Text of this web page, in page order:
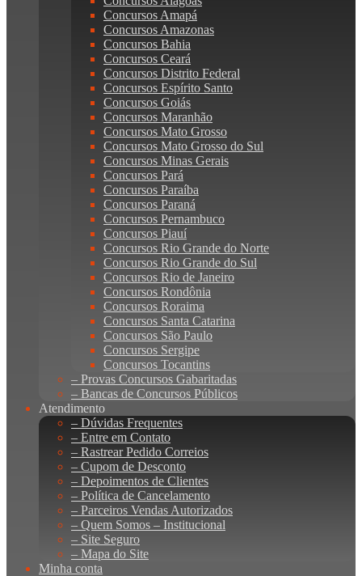
Concursos Amapá
Concursos Amazonas
Concursos Bahia
Concursos Ceará
Concursos Distrito Federal
Concursos Espírito Santo
Concursos Goiás
Concursos Maranhão
Concursos Mato Grosso
Concursos Mato Grosso do Sul
Concursos Minas Gerais
Concursos Pará
Concursos Paraíba
Concursos Paraná
Concursos Pernambuco
Concursos Piauí
Concursos Rio Grande do Norte
Concursos Rio Grande do Sul
Concursos Rio de Janeiro
Concursos Rondônia
Concursos Roraima
Concursos Santa Catarina
Concursos São Paulo
Concursos Sergipe
Concursos Tocantins
– Provas Concursos Gabaritadas
– Bancas de Concursos Públicos
Atendimento
– Dúvidas Frequentes
– Entre em Contato
– Rastrear Pedido Correios
– Cupom de Desconto
– Depoimentos de Clientes
– Política de Cancelamento
– Parceiros Vendas Autorizados
– Quem Somos – Institucional
– Site Seguro
– Mapa do Site
Minha conta